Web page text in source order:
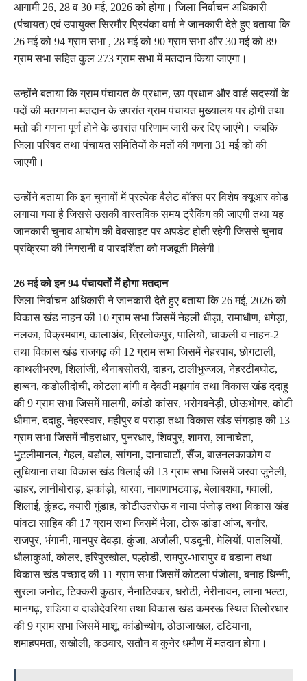
आगामी 26, 28 व 30 मई, 2026 को होगा। जिला निर्वाचन अधिकारी
(पंचायत) एवं उपायुक्त सिरमौर प्रियंका वर्मा ने जानकारी देते हुए बताया कि
26 मई को 94 ग्राम सभा , 28 मई को 90 ग्राम सभा और 30 मई को 89
ग्राम सभा सहित कुल 273 ग्राम सभा में मतदान किया जाएगा।
उन्होंने बताया कि ग्राम पंचायत के प्रधान, उप प्रधान और वार्ड सदस्यों के
पदों की मतगणना मतदान के उपरांत ग्राम पंचायत मुख्यालय पर होगी तथा
मतों की गणना पूर्ण होने के उपरांत परिणाम जारी कर दिए जाएंगे। जबकि
जिला परिषद तथा पंचायत समितियों के मतों की गणना 31 मई को की
जाएगी।
उन्होंने बताया कि इन चुनावों में प्रत्येक बैलेट बाॅक्स पर विशेष क्यूआर कोड
लगाया गया है जिससे उसकी वास्तविक समय ट्रैकिंग की जाएगी तथा यह
जानकारी चुनाव आयोग की वेबसाइट पर अपडेट होती रहेगी जिससे चुनाव
प्रक्रिया की निगरानी व पारदर्शिता को मजबूती मिलेगी।
26 मई को इन 94 पंचायतों में होगा मतदान
जिला निर्वाचन अधिकारी ने जानकारी देते हुए बताया कि 26 मई, 2026 को
विकास खंड नाहन की 10 ग्राम सभा जिसमें नेहली धीड़ा, रामाधौण, धगेड़ा,
नलका, विक्रमबाग, कालाअंब, त्रिलोकपुर, पालियों, चाकली व नाहन-2
तथा विकास खंड राजगढ़ की 12 ग्राम सभा जिसमें नेहरपाब, छोगटाली,
काथलीभरण, शिलांजी, थैनाबसोतरी, दाहन, टालीभुज्जल, नेहरटीबघोट,
हाब्बन, कडोलीदोची, कोटला बांगी व देवठी मझगांव तथा विकास खंड ददाहु
की 9 ग्राम सभा जिसमें मालगी, कांडो कांसर, भरोगबनेड़ी, छोऊभोगर, कोटी
धीमान, ददाहु, नेहरस्वार, महीपुर व पराड़ा तथा विकास खंड संगड़ाह की 13
ग्राम सभा जिसमें नौहराधार, पुनरधार, शिवपुर, शामरा, लानाचेता,
भुटलीमानल, गेहल, बडोल, सांगना, दानाघाटों, सैंज, बाउनलकाकोग व
लुधियाना तथा विकास खंड षिलाई की 13 ग्राम सभा जिसमें जरवा जुनेली,
डाहर, लानीबोराड़, झकांड़ो, धारवा, नावणाभटवाड़, बेलाबशवा, गवाली,
शिलाई, कुंहट, क्यारी गुंडाह, कोटीउतरोऊ व नाया पंजोड़ तथा विकास खंड
पांवटा साहिब की 17 ग्राम सभा जिसमें भैला, टोरू डांडा आंज, बनौर,
राजपुर, भंगानी, मानपुर देवड़ा, कुंजा, अजौली, पडदूनी, मेलियों, पातलियों,
धौलाकुआं, कोलर, हरिपुरखोल, पल्होडी, रामपुर-भारापुर व बडाना तथा
विकास खंड पच्छाद की 11 ग्राम सभा जिसमें कोटला पंजोला, बनाह घिन्नी,
सुरला जनोट, टिक्करी कुठार, नैनाटिक्कर, धरोटी, नेरीनावन, लाना भल्टा,
मानगढ़, शडिया व दाडोदेवरिया तथा विकास खंड कमरऊ स्थित तिलोरधार
की 9 ग्राम सभा जिसमें माशू, कांडोच्योग, ठोंठाजाखल, टटियाना,
शमाहपमता, सखोली, कठवार, सतौन व कुनेर धमौण में मतदान होगा।